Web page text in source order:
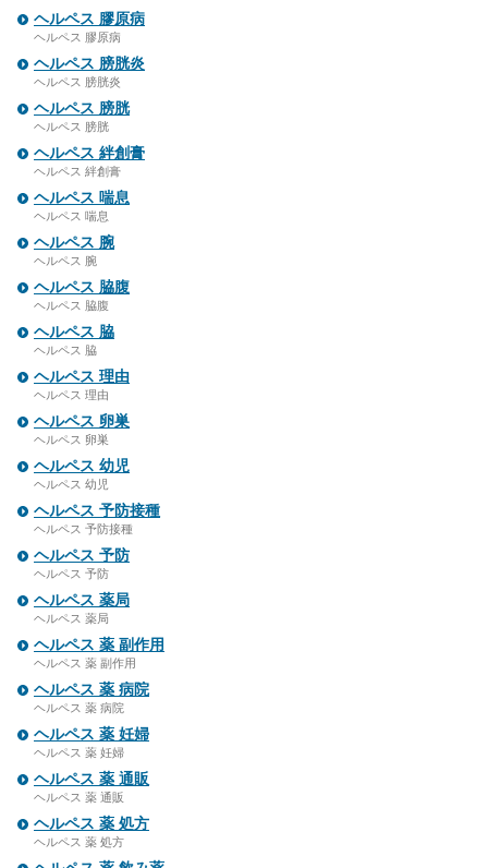
ヘルペス 膠原病
ヘルペス 膠原病
ヘルペス 膀胱炎
ヘルペス 膀胱炎
ヘルペス 膀胱
ヘルペス 膀胱
ヘルペス 絆創膏
ヘルペス 絆創膏
ヘルペス 喘息
ヘルペス 喘息
ヘルペス 腕
ヘルペス 腕
ヘルペス 脇腹
ヘルペス 脇腹
ヘルペス 脇
ヘルペス 脇
ヘルペス 理由
ヘルペス 理由
ヘルペス 卵巣
ヘルペス 卵巣
ヘルペス 幼児
ヘルペス 幼児
ヘルペス 予防接種
ヘルペス 予防接種
ヘルペス 予防
ヘルペス 予防
ヘルペス 薬局
ヘルペス 薬局
ヘルペス 薬 副作用
ヘルペス 薬 副作用
ヘルペス 薬 病院
ヘルペス 薬 病院
ヘルペス 薬 妊婦
ヘルペス 薬 妊婦
ヘルペス 薬 通販
ヘルペス 薬 通販
ヘルペス 薬 処方
ヘルペス 薬 処方